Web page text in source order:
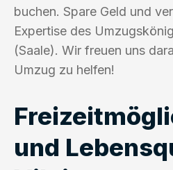
buchen. Spare Geld und
Expertise des
(Saale). Wir freuen uns
Umzug zu helfen!
und